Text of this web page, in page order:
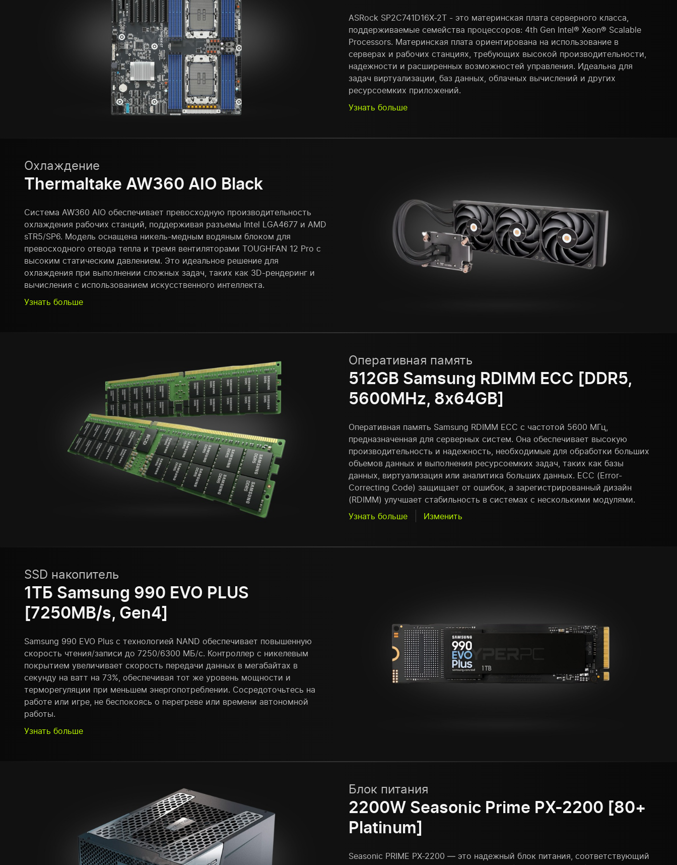
ASRock SP2C741D16X-2T - это материнская плата серверного класса,
поддерживаемые семейства процессоров: 4th Gen Intel® Xeon® Scalable
Processors. Материнская плата ориентирована на использование в
серверах и рабочих станциях, требующих высокой производительности,
надежности и расширенных возможностей управления. Идеальна для
задач виртуализации, баз данных, облачных вычислений и других
ресурсоемких приложений.
Узнать больше
Охлаждение
Thermaltake AW360 AIO Black
Система AW360 AIO обеспечивает превосходную производительность
охлаждения рабочих станций, поддерживая разъемы Intel LGA4677 и AMD
sTR5/SP6. Модель оснащена никель-медным водяным блоком для
превосходного отвода тепла и тремя вентиляторами TOUGHFAN 12 Pro с
высоким статическим давлением. Это идеальное решение для
охлаждения при выполнении сложных задач, таких как 3D-рендеринг и
вычисления с использованием искусственного интеллекта.
Узнать больше
Оперативная память
512GB Samsung RDIMM ECC [DDR5,
5600MHz, 8x64GB]
Оперативная память Samsung RDIMM ECC с частотой 5600 МГц,
предназначенная для серверных систем. Она обеспечивает высокую
производительность и надежность, необходимые для обработки больших
объемов данных и выполнения ресурсоемких задач, таких как базы
данных, виртуализация или аналитика больших данных. ECC (Error-
Correcting Code) защищает от ошибок, а зарегистрированный дизайн
(RDIMM) улучшает стабильность в системах с несколькими модулями.
Узнать больше
Изменить
SSD накопитель
1ТБ Samsung 990 EVO PLUS
[7250MB/s, Gen4]
Samsung 990 EVO Plus с технологией NAND обеспечивает повышенную
скорость чтения/записи до 7250/6300 МБ/с. Контроллер с никелевым
покрытием увеличивает скорость передачи данных в мегабайтах в
секунду на ватт на 73%, обеспечивая тот же уровень мощности и
терморегуляции при меньшем энергопотреблении. Сосредоточьтесь на
работе или игре, не беспокоясь о перегреве или времени автономной
работы.
Узнать больше
Блок питания
2200W Seasonic Prime PX-2200 [80+
Platinum]
Seasonic PRIME PX-2200 — это надежный блок питания, соответствующий